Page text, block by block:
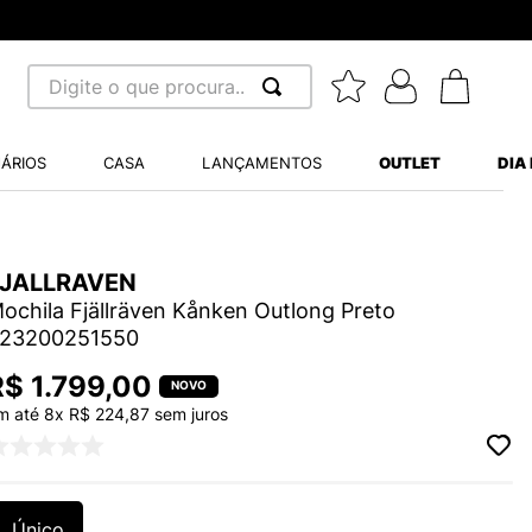
Digite o que procura...
CASA LANÇAMENTOS OUTLET DIA
Fjällräven Kånken Outlong Preto
1.799,00
até8x R$ 224,87 sem juros
BALANCE 530
BABY
VANS ULTRARANGE